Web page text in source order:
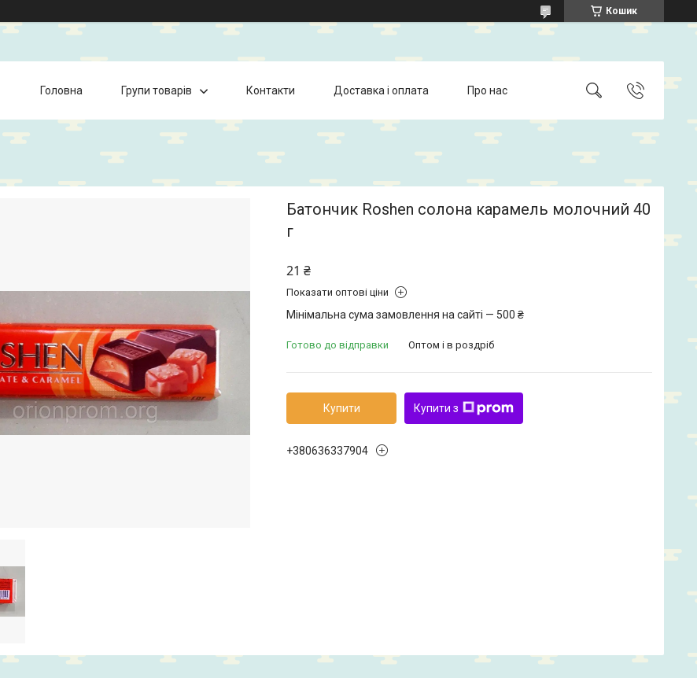
Кошик
Головна Групи товарів Контакти Доставка і оплата Про нас
Батончик Roshen солона карамель молочний 40
г
21 ₴
Показати оптові ціни
Мінімальна сума замовлення на сайті — 500 ₴
Готово до відправки Оптом і в роздріб
Купити Купити з
+380636337904